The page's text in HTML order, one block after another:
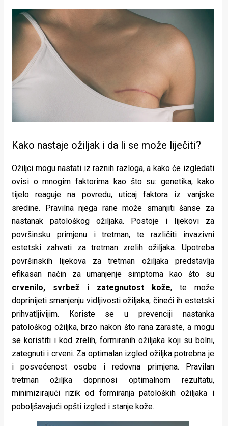
Kako nastaje ožiljak i da li se može liječiti?
Ožiljci mogu nastati iz raznih razloga, a kako će izgledati
ovisi o mnogim faktorima kao što su: genetika, kako
tijelo reaguje na povredu, uticaj faktora iz vanjske
sredine. Pravilna njega rane može smanjiti šanse za
nastanak patološkog ožiljaka. Postoje i lijekovi za
površinsku primjenu i tretman, te različiti invazivni
estetski zahvati za tretman zrelih ožiljaka. Upotreba
površinskih lijekova za tretman ožiljaka predstavlja
efikasan način za umanjenje simptoma kao što su
crvenilo, svrbež i zategnutost kože, te može
doprinijeti smanjenju vidljivosti ožiljaka, čineći ih estetski
prihvatljivijim. Koriste se u prevenciji nastanka
patološkog ožiljka, brzo nakon što rana zaraste, a mogu
se koristiti i kod zrelih, formiranih ožiljaka koji su bolni,
zategnuti i crveni. Za optimalan izgled ožiljka potrebna je
i posvećenost osobe i redovna primjena. Pravilan
tretman ožiljka doprinosi optimalnom rezultatu,
minimizirajući rizik od formiranja patoloških ožiljaka i
poboljšavajući opšti izgled i stanje kože.